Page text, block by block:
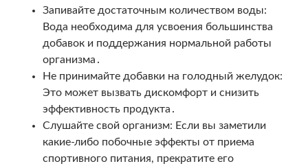
Запивайте достаточным количеством воды:
Вода необходима для усвоения большинства
добавок и поддержания нормальной работы
организма․
Не принимайте добавки на голодный желудок:
Это может вызвать дискомфорт и снизить
эффективность продукта․
Слушайте свой организм: Если вы заметили
какие-либо побочные эффекты от приема
спортивного питания, прекратите его